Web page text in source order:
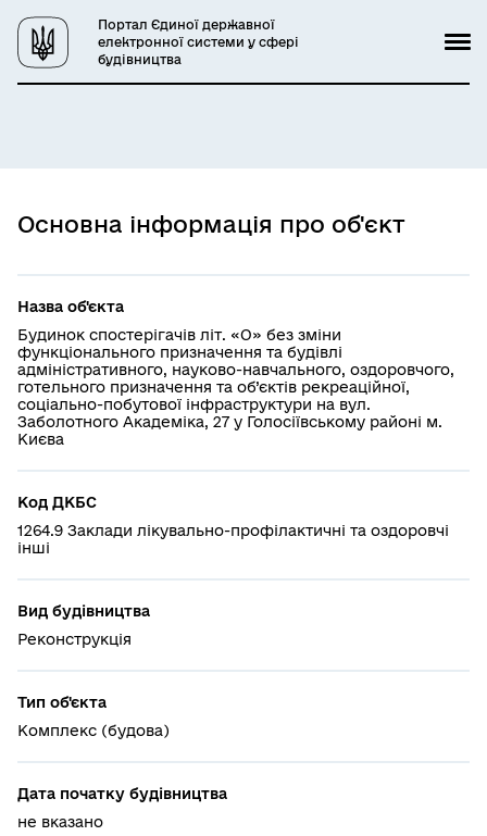
Портал Єдиної державної
електронної системи у сфері
будівництва
Основна інформація про об'єкт
Назва об'єкта
Будинок спостерігачів літ. «О» без зміни
функціонального призначення та будівлі
адміністративного, науково-навчального, оздоровчого,
готельного призначення та об’єктів рекреаційної,
соціально-побутової інфраструктури на вул.
Заболотного Академіка, 27 у Голосіївському районі м.
Києва
Код ДКБС
1264.9 Заклади лікувально-профілактичні та оздоровчі
інші
Вид будівництва
Реконструкція
Тип об'єкта
Комплекс (будова)
Дата початку будівництва
не вказано